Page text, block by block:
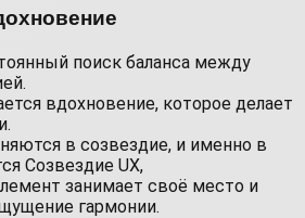
поиск баланса между
вдохновение, которое делает
в созвездие, и именно в
Созвездие UX,
занимает своё место и
гармонии.